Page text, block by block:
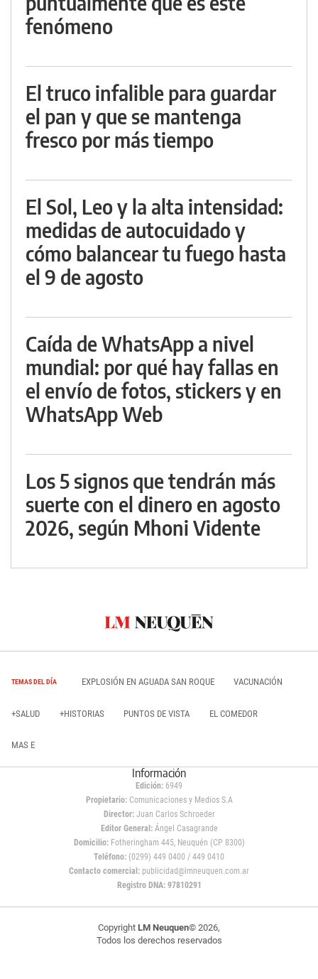
fenómeno
El truco infalible para guardar
el pan y que se mantenga
fresco por más tiempo
El Sol, Leo y la alta intensidad:
medidas de autocuidado y
cómo balancear tu fuego hasta
el 9 de agosto
Caída de WhatsApp a nivel
mundial: por qué hay fallas en
el envío de fotos, stickers y en
WhatsApp Web
Los 5 signos que tendrán más
suerte con el dinero en agosto
2026, según Mhoni Vidente
TEMAS DEL DÍA EXPLOSIÓN EN AGUADA SAN ROQUE VACUNACIÓN
+SALUD +HISTORIAS PUNTOS DE VISTA EL COMEDOR
MAS E
Información
Edición: 6949
Propietario:Comunicaciones y Medios S.A
Director: Juan Carlos Schroeder
Editor General:Ángel Casagrande
Domicilio:Fotheringham 445, Neuquén (CP 8300)
Teléfono: (0299) 449 0400 / 449 0410
Contacto comercial: publicidad@lmneuquen.com.ar
Registro DNA: 97810291
Copyright LM Neuquen© 2026,
Todos los derechos reservados